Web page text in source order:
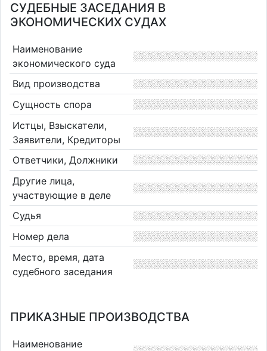
СУДЕБНЫЕ ЗАСЕДАНИЯ В
ЭКОНОМИЧЕСКИХ СУДАХ
Наименование
экономического суда
Вид производства
Сущность спора
Истцы, Взыскатели,
Заявители, Кредиторы
Ответчики, Должники
Другие лица,
участвующие в деле
Судья
Номер дела
Место, время, дата
судебного заседания
ПРИКАЗНЫЕ ПРОИЗВОДСТВА
Наименование